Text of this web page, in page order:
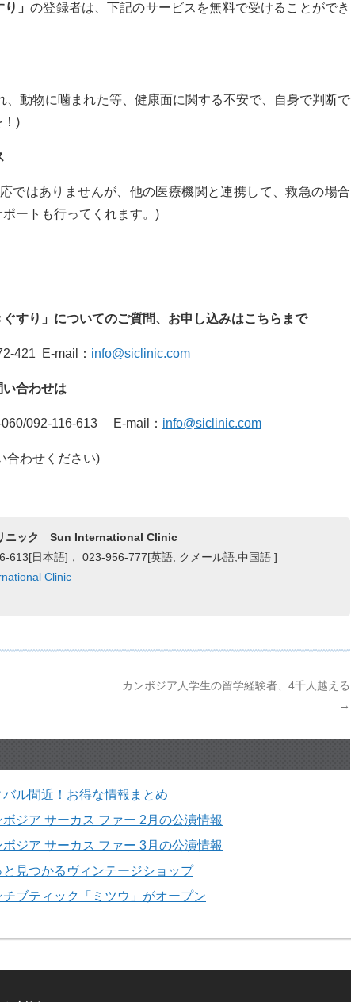
り」の登録者は、下記のサービスを無料で受けることができ
、動物に噛まれた等、健康面に関する不安で、自身で判断で
！)
ではありませんが、他の医療機関と連携して、救急の場合
ートも行ってくれます。)
すり」についてのご質問、お申し込みはこちらまで
421 E-mail： info@siclinic.com
合わせは
092-116-613 E-mail： info@siclinic.com
合わせください)
ニック Sun International Clinic
613[日本語]， 023-956-777[英語, クメール語,中国語 ]
Clinic
カンボジア人学生の留学経験者、4千人越える
→
ル間近！お得な情報まとめ
ボジア サーカス ファー 2月の公演情報
ボジア サーカス ファー 3月の公演情報
見つかるヴィンテージショップ
ブティック「ミツウ」がオープン